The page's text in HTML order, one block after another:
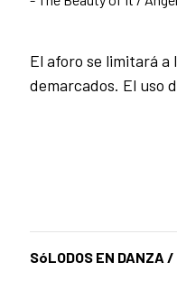
El aforo se limitará a
demarcados. El uso
SóLODOS EN DANZA /